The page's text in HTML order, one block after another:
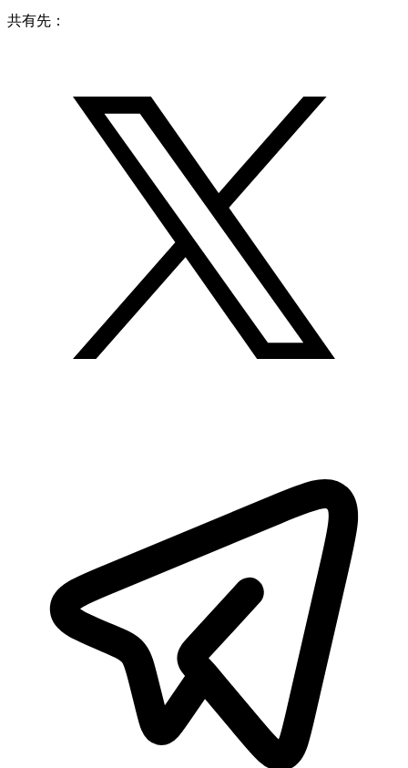
共有先：